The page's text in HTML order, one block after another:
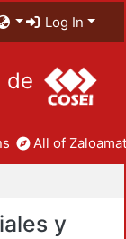
Log In
de
All of
y